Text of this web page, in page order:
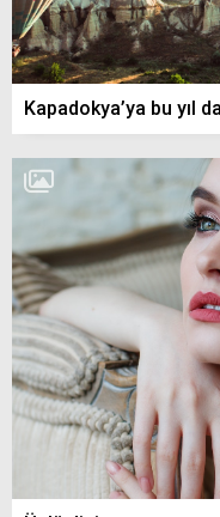
Kapadokya’ya bu yıl